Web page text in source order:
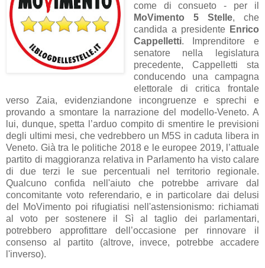
come di consueto - per il
MoVimento 5 Stelle, che
candida a presidente Enrico
Cappelletti. Imprenditore e
senatore nella legislatura
precedente, Cappelletti sta
conducendo una campagna
elettorale di critica frontale
verso Zaia, evidenziandone incongruenze e sprechi e
provando a smontare la narrazione del modello-Veneto. A
lui, dunque, spetta l’arduo compito di smentire le previsioni
degli ultimi mesi, che vedrebbero un M5S in caduta libera in
Veneto. Già tra le politiche 2018 e le europee 2019, l’attuale
partito di maggioranza relativa in Parlamento ha visto calare
di due terzi le sue percentuali nel territorio regionale.
Qualcuno confida nell'aiuto che potrebbe arrivare dal
concomitante voto referendario, e in particolare dai delusi
del MoVimento poi rifugiatisi nell'astensionismo: richiamati
al voto per sostenere il Sì al taglio dei parlamentari,
potrebbero approfittare dell’occasione per rinnovare il
consenso al partito (altrove, invece, potrebbe accadere
l'inverso).